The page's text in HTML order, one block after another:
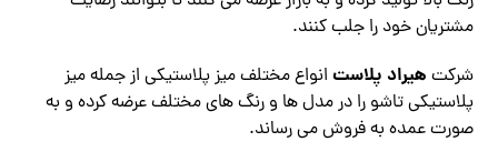
مشتریان خود را جلب کنند.
شرکت هیراد پلاست انواع مختلف میز پلاستیکی از جمله میز
پلاستیکی تاشو را در مدل ها و رنگ های مختلف عرضه کرده و به
صورت عمده به فروش می رساند.